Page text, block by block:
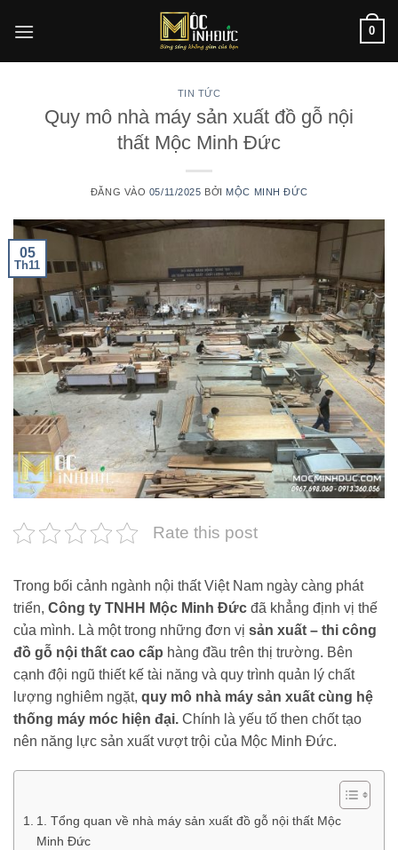
qua
0
TIN TỨC
Quy mô nhà máy sản xuất đồ gỗ nội
thất Mộc Minh Đức
ĐĂNG VÀO 05/11/2025 BỞI MỘC MINH ĐỨC
05
Th11
Rate this post
Trong bối cảnh ngành nội thất Việt Nam ngày càng phát
triển, Công ty TNHH Mộc Minh Đức đã khẳng định vị thế
của mình. Là một trong những đơn vị sản xuất – thi công
đồ gỗ nội thất cao cấp hàng đầu trên thị trường. Bên
cạnh đội ngũ thiết kế tài năng và quy trình quản lý chất
lượng nghiêm ngặt, quy mô nhà máy sản xuất cùng hệ
thống máy móc hiện đại. Chính là yếu tố then chốt tạo
nên năng lực sản xuất vượt trội của Mộc Minh Đức.
1. Tổng quan về nhà máy sản xuất đồ gỗ nội thất Mộc
Minh Đức